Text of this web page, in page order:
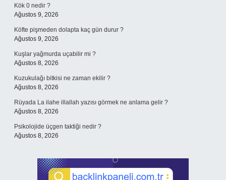
Kök 0 nedir ?
Ağustos 9, 2026
Köfte pişmeden dolapta kaç gün durur ?
Ağustos 9, 2026
Kuşlar yağmurda uçabilir mi ?
Ağustos 8, 2026
Kuzukulağı bitkisi ne zaman ekilir ?
Ağustos 8, 2026
Rüyada La ilahe illallah yazısı görmek ne anlama gelir ?
Ağustos 8, 2026
Psikolojide üçgen taktiği nedir ?
Ağustos 8, 2026